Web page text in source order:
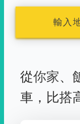
輸入
從你家、
車， 比搭